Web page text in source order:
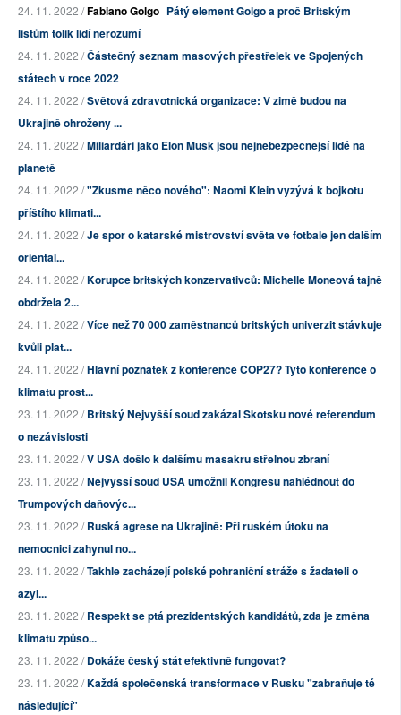
24. 11. 2022 /Fabiano Golgo Pátý element Golgo a proč Britským
listům tolik lidí nerozumí
24. 11. 2022 /Částečný seznam masových přestřelek ve Spojených
státech v roce 2022
24. 11. 2022 /Světová zdravotnická organizace: V zimě budou na
Ukrajině ohroženy ...
24. 11. 2022 /Miliardáři jako Elon Musk jsou nejnebezpečnější lidé na
planetě
24. 11. 2022 /"Zkusme něco nového": Naomi Klein vyzývá k bojkotu
příštího klimati...
24. 11. 2022 /Je spor o katarské mistrovství světa ve fotbale jen dalším
oriental...
24. 11. 2022 /Korupce britských konzervativců: Michelle Moneová tajně
obdržela 2...
24. 11. 2022 /Více než 70 000 zaměstnanců britských univerzit stávkuje
kvůli plat...
24. 11. 2022 /Hlavní poznatek z konference COP27? Tyto konference o
klimatu prost...
23. 11. 2022 /Britský Nejvyšší soud zakázal Skotsku nové referendum
o nezávislosti
23. 11. 2022 /V USA došlo k dalšímu masakru střelnou zbraní
23. 11. 2022 /Nejvyšší soud USA umožnil Kongresu nahlédnout do
Trumpových daňovýc...
23. 11. 2022 /Ruská agrese na Ukrajině: Při ruském útoku na
nemocnici zahynul no...
23. 11. 2022 /Takhle zacházejí polské pohraniční stráže s žadateli o
azyl...
23. 11. 2022 /Respekt se ptá prezidentských kandidátů, zda je změna
klimatu způso...
23. 11. 2022 /Dokáže český stát efektivně fungovat?
23. 11. 2022 /Každá společenská transformace v Rusku "zabraňuje té
následující"